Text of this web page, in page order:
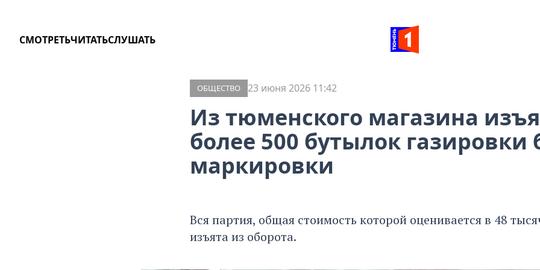
СМОТРЕТЬЧИТАТЬСЛУШАТЬ
ОБЩЕСТВО 23 июня 2026 11:42
Из тюменского магазина
более 500 бутылок газировки
маркировки
Вся партия, общая стоимость которой оценивается в 48
изъята из оборота.